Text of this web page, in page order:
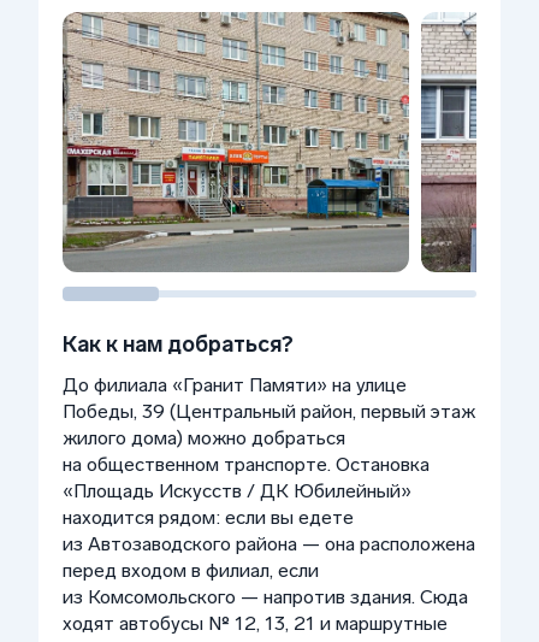
Как к нам добраться?
До филиала «Гранит Памяти» на улице
Победы, 39 (Центральный район, первый этаж
жилого дома) можно добраться
на общественном транспорте. Остановка
«Площадь Искусств / ДК Юбилейный»
находится рядом: если вы едете
из Автозаводского района — она расположена
перед входом в филиал, если
из Комсомольского — напротив здания. Сюда
ходят автобусы № 12, 13, 21 и маршрутные